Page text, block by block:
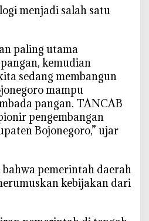
i
s
o
d
e
r
n
menjadi salah satu
paling utama
kemudian
sedang membangun
mampu
pangan. TANCAB
pengembangan
Bojonegoro,” ujar
bahwa pemerintah daerah
kebijakan dari